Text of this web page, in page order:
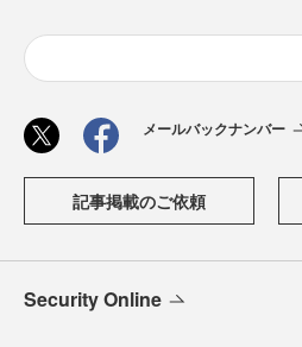
メールバックナンバー
記事掲載のご依頼
Security Online